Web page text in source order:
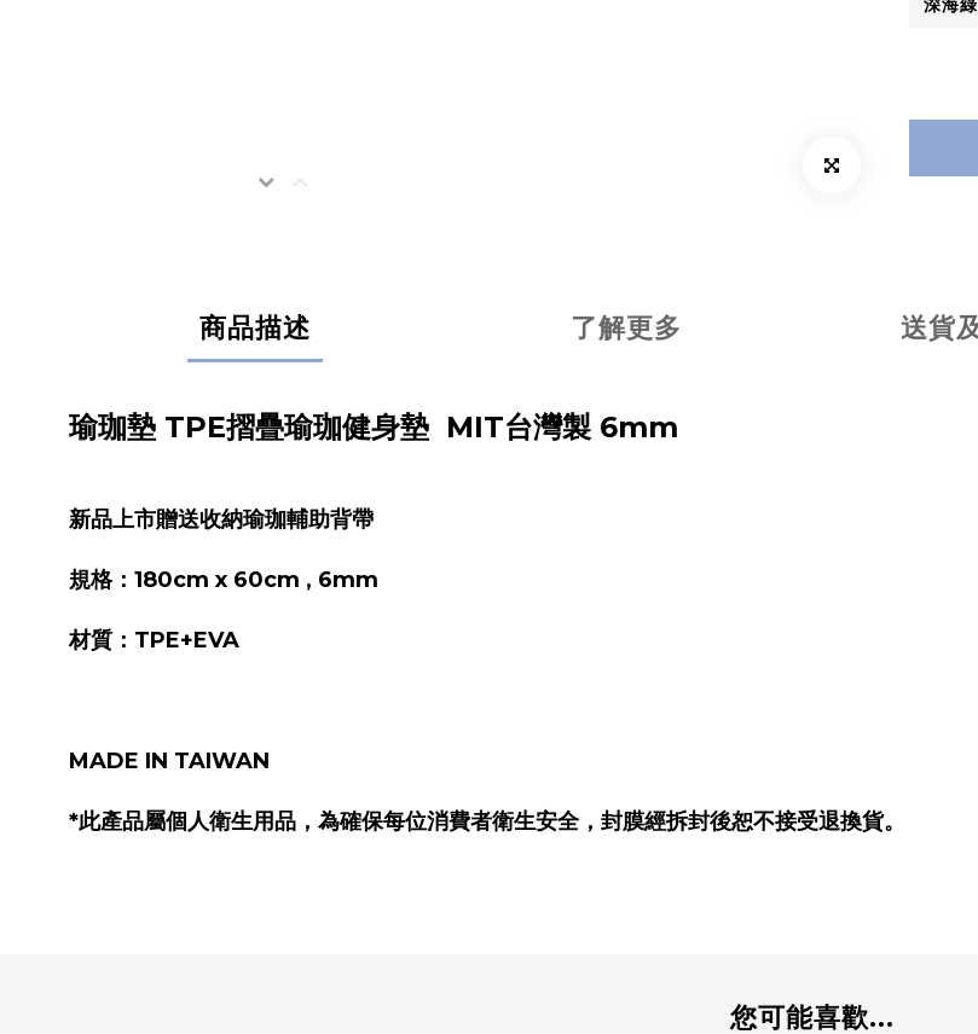
商品描述 了解更多 送貨
瑜珈墊 TPE摺疊瑜珈健身墊 MIT台灣製 6mm
新品上市贈送收納瑜珈輔助背帶
規格：180cm x 60cm , 6mm
材質：TPE+EVA
MADE IN TAIWAN
*此產品屬個人衛生用品，為確保每位消費者衛生安全，封膜經拆封後恕不接受退換貨。
您可能喜歡...